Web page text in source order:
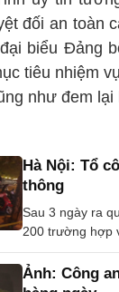
thông
Sau 3 ngày ra
200 trường hợp
Ảnh: Công
đảm bảo an
Covid-19.
Công an
Tối 15/7, Công
an toàn tuyệt